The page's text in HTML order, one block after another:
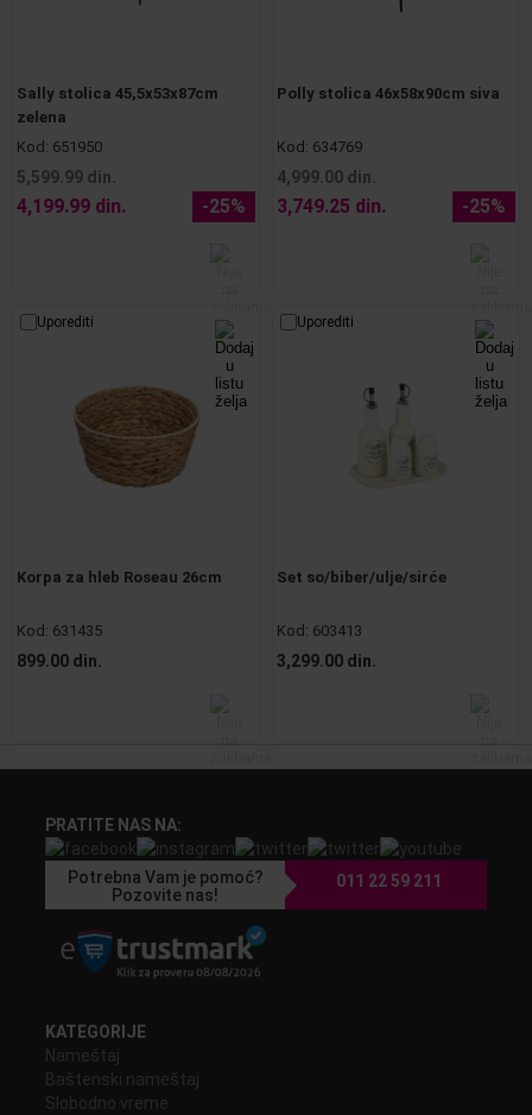
Sally stolica 45,5x53x87cm
zelena
Kod: 651950
5,599.99 din.
4,199.99 din. -25%
Polly stolica 46x58x90cm siva
Kod: 634769
4,999.00 din.
3,749.25 din. -25%
Uporediti
Korpa za hleb Roseau 26cm
Kod: 631435
899.00 din.
Uporediti
Set so/biber/ulje/sirće
Kod: 603413
3,299.00 din.
PRATITE NAS NA:
Potrebna Vam je pomoć?
Pozovite nas!
011 22 59 211
KATEGORIJE
Nameštaj
Baštenski nameštaj
Slobodno vreme